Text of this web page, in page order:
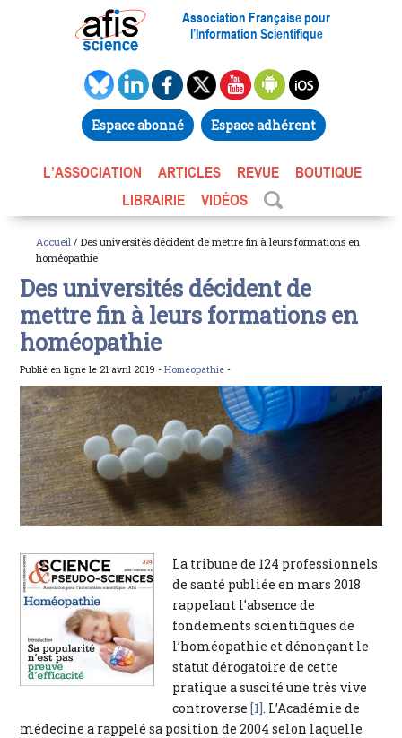
Association Française pour
l’Information Scientifique
Espace abonné Espace adhérent
L’ASSOCIATION ARTICLES REVUE
BOUTIQUE
LIBRAIRIE
VIDÉOS
Accueil / Des universités décident de mettre fin à leurs formations en
homéopathie
Des universités décident de
mettre fin à leurs formations en
homéopathie
Publié en ligne le 21 avril 2019 -Homéopathie -
La tribune de 124 professionnels
de santé publiée en mars 2018
rappelant l’absence de
fondements scientifiques de
l’homéopathie et dénonçant le
statut dérogatoire de cette
pratique a suscité une très vive
controverse[1]. L’Académie de
médecine a rappelé sa position de 2004 selon laquelle